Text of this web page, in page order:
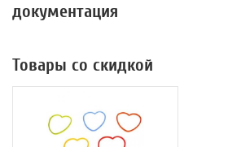
документация
Товары со скидкой